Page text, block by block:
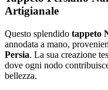
Artigianale
Questo splendido tappeto
annodata a mano,
Persia. La sua creazione
dove ogni nodo
bellezza.